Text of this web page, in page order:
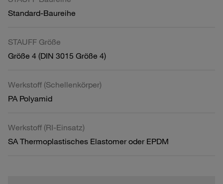
Standard-Baureihe
STAUFF Größe
Größe 4 (DIN 3015 Größe 4)
Werkstoff (Schellenkörper)
PA Polyamid
Werkstoff (RI-Einsatz)
SA Thermoplastisches Elastomer oder EPDM